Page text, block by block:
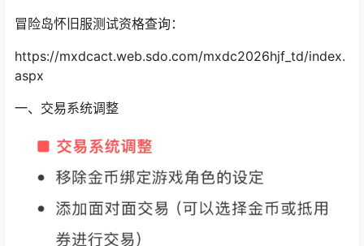
冒险岛怀旧服测试资格查询：
https://mxdcact.web.sdo.com/mxdc2026hjf_td/index.
aspx
一、交易系统调整